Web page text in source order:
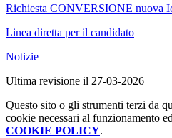
Richiesta CONVERSIONE nuova
Linea diretta per il candidato
Notizie
Ultima revisione il 27-03-2026
Questo sito o gli strumenti terzi da
cookie necessari al funzionamento
COOKIE POLICY.